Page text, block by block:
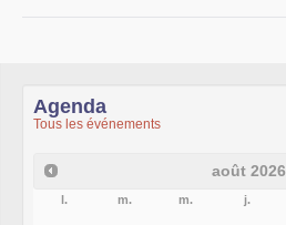
Agenda
Tous les événements
août 2026
l. m. m. j.